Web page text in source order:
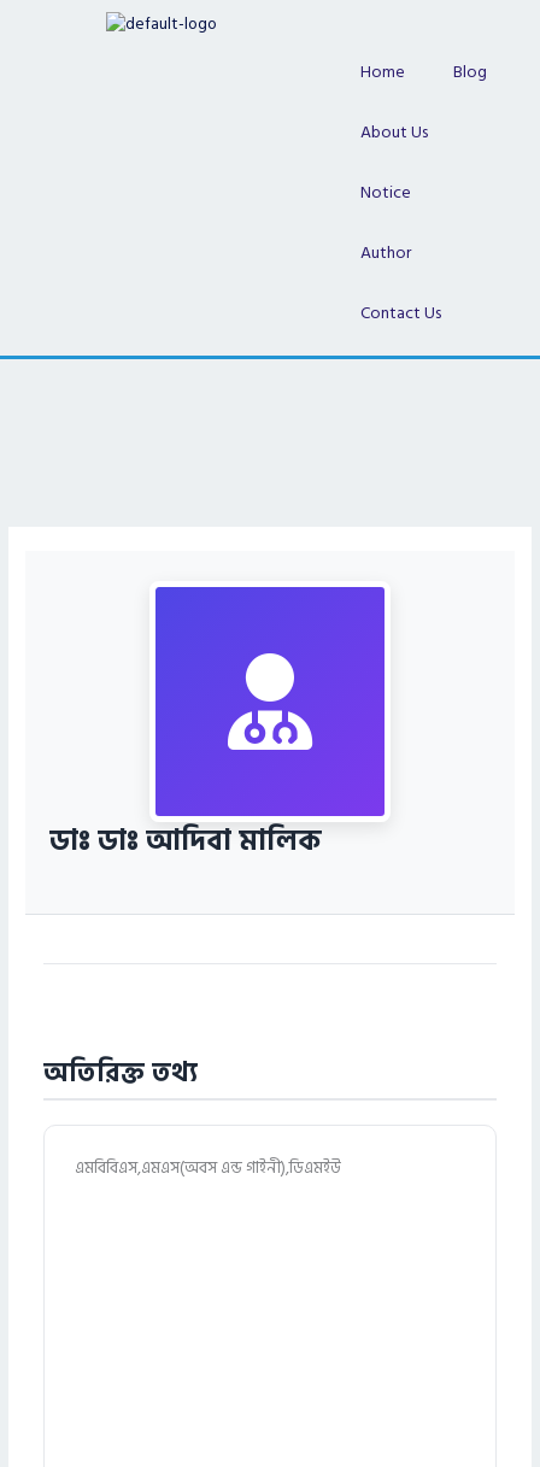
Home Blog
About Us
Notice
Author
Contact Us
ডাঃ ডাঃ আদিবা মালিক
অতিরিক্ত তথ্য
এমবিবিএস,এমএস(অবস এন্ড গাইনী),ডিএমইউ